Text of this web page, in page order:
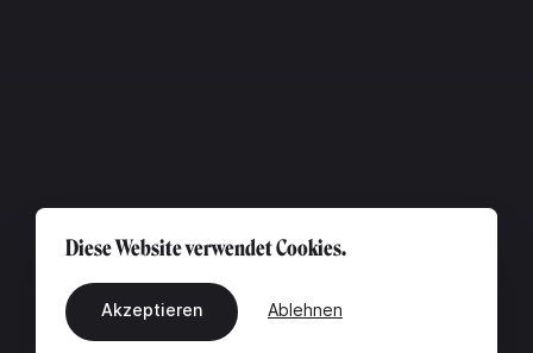
Diese Website verwendet Cookies.
Akzeptieren Ablehnen